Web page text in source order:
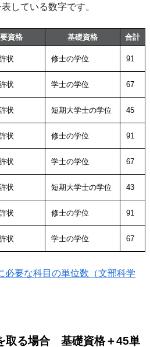
している数字です。
資格 基礎資格 合計
状 修士の学位 91
状 学士の学位 67
状 短期大学士の学位 45
状 修士の学位 91
状 学士の学位 67
状 短期大学士の学位 43
状 修士の学位 91
状 学士の学位 67
必要な科目の単位数（文部科学
取る場合 基礎資格＋45単